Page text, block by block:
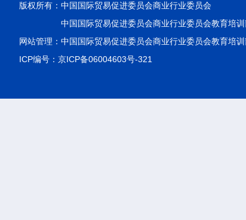
版权所有： 中国国际贸易促进委员会商业行业委员会
中国国际贸易促进委员会商业行业委员会教育培
网站管理：中国国际贸易促进委员会商业行业委员会教育培
ICP编号：京ICP备06004603号-321